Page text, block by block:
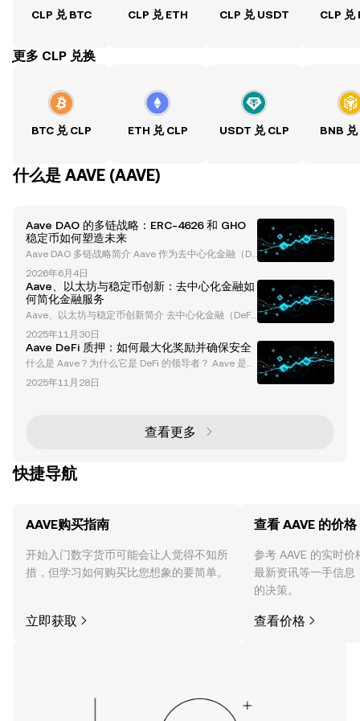
CLP 兑 BTC CLP 兑 ETH CLP 兑 USDT CLP 兑
ִִִִִִִִִִִִִִִִִִִִִִִִִִִִִִִִִִִִִִִִִִִִִִִִ更多 CLP 兑换
BTC 兑 CLP ETH 兑 CLP USDT 兑 CLP BNB 兑
什么是 AAVE (AAVE)
Aave DAO 的多链战略：ERC-4626 和 GHO
稳定币如何塑造未来
Aave DAO 多链战略简介 Aave 作为去中心化金融（De
Fi）领域的先驱，一直在加密货币领域推动创新的边
界。以去中心化自治组织（DAO）的形式运作，Aave
采用了雄心勃勃的多链战略，旨在扩展其在各种区块链
网络中的影响力。然而，最近的进展，包括 Aave V4
升级和 ERC-4626 份额会计的采用，标志着战略的转
变。本文将深入探讨 Aave DAO 不断发展的多链战
略、其对以太坊主网的
2026年6月4日
Aave、以太坊与稳定币创新：去中心化金融如
何简化金融服务
Aave、以太坊与稳定币创新简介 去中心化金融（DeF
i）生态系统正在快速转型，Aave、以太坊以及USD
C、USDT和DAI等稳定币正引领这一变革。Aave是一
个基于以太坊的知名DeFi借贷协议，它不断推动创新，
使去中心化金融更加便捷和用户友好。本文将深入探讨
Aave的进展、合作伙伴关系，以及稳定币在重塑金融
2025年11月30日
Aave DeFi 质押：如何最大化奖励并确保安全
什么是 Aave？为什么它是 DeFi 的领导者？ Aave 是一
个开创性的去中心化金融（DeFi）协议，彻底改变了用
户获取金融服务的方式。通过在多个区块链（包括以太
基石的地位。其创新功能、强大的安全框架以及以用户
为中心的方式，使其成为零售和机构参与者的首选平
2025年11月28日
查看更多
快捷导航
AAVE购买指南
开始入门数字货币可能会让人觉得不知所
措，但学习如何购买比您想象的要简单。
立即获取
查看 AAVE 的价格
参考 AAVE 的实时
最新资讯等一手信息
的决策。
查看价格